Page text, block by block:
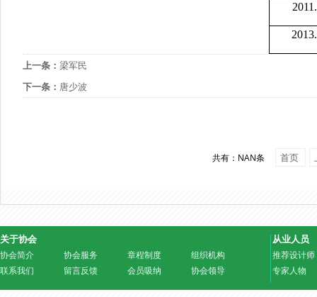
上一条： 梁军民
下一条： 唐少波
共有：NAN条 首页
关于协会
协会简介 协会服务 章程制度
组织机构
联系我们
留言反馈 会员吸纳 协会领导
从业人员
推荐设计师
专家人物